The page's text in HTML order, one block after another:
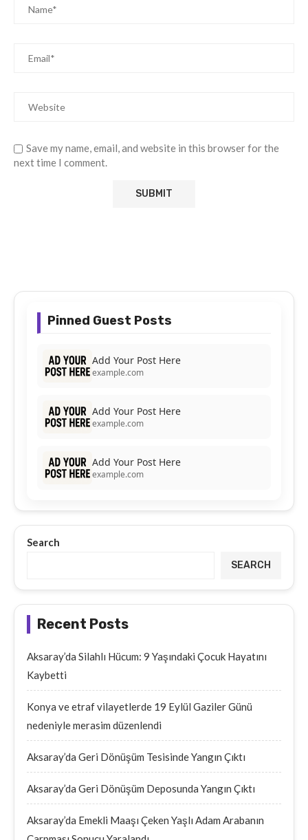
Save my name, email, and website in this browser for the
next time I comment.
Pinned Guest Posts
Add Your Post Here
example.com
Add Your Post Here
example.com
Add Your Post Here
example.com
Search
SEARCH
Recent Posts
Aksaray’da Silahlı Hücum: 9 Yaşındaki Çocuk Hayatını
Kaybetti
Konya ve etraf vilayetlerde 19 Eylül Gaziler Günü
nedeniyle merasim düzenlendi
Aksaray’da Geri Dönüşüm Tesisinde Yangın Çıktı
Aksaray’da Geri Dönüşüm Deposunda Yangın Çıktı
Aksaray’da Emekli Maaşı Çeken Yaşlı Adam Arabanın